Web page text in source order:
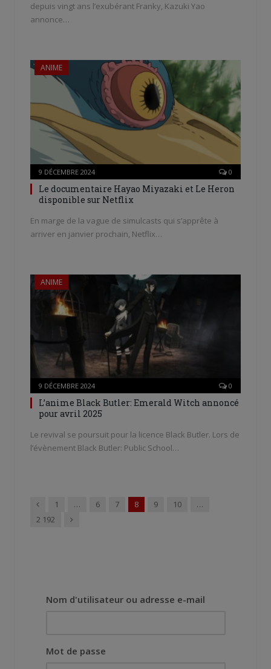
depuis vingt ans l’exubérant Franky, Kazuki Yao
annonce…
ANIME
9 DÉCEMBRE 2024 0
Le documentaire Hayao Miyazaki et Le Heron
disponible sur Netflix
En marge de la vague de simulcasts qui s’apprête à
arriver en janvier prochain, Netflix…
ANIME
9 DÉCEMBRE 2024 0
L’anime Black Butler: Emerald Witch annoncé
pour avril 2025
Le revival se poursuit pour la licence Black Butler. Lors de
l’évènement Black Butler: Public School…
Précédent
1 … 6 7 8 9 10
…
2 192
Suivant
Nom d'utilisateur ou adresse e-mail
Mot de passe